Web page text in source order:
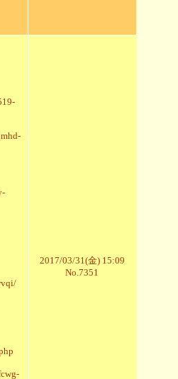
2017/03/31(金) 15:09
No.7351